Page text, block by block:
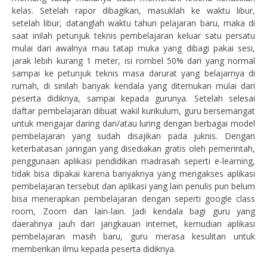
kelas. Setelah rapor dibagikan, masuklah ke waktu libur,
setelah libur, datanglah waktu tahun pelajaran baru, maka di
saat inilah petunjuk teknis pembelajaran keluar satu persatu
mulai dari awalnya mau tatap muka yang dibagi pakai sesi,
jarak lebih kurang 1 meter, isi rombel 50% dari yang normal
sampai ke petunjuk teknis masa darurat yang belajarnya di
rumah, di sinilah banyak kendala yang ditemukan mulai dari
peserta didiknya, sampai kepada gurunya. Setelah selesai
daftar pembelajaran dibuat wakil kurikulum, guru bersemangat
untuk mengajar daring dan/atau luring dengan berbagai model
pembelajaran yang sudah disajikan pada juknis. Dengan
keterbatasan jaringan yang disediakan gratis oleh pemerintah,
penggunaan aplikasi pendidikan madrasah seperti e-learning,
tidak bisa dipakai karena banyaknya yang mengakses aplikasi
pembelajaran tersebut dan aplikasi yang lain penulis pun belum
bisa menerapkan pembelajaran dengan seperti google class
room, Zoom dan lain-lain. Jadi kendala bagi guru yang
daerahnya jauh dari jangkauan internet, kemudian aplikasi
pembelajaran masih baru, guru merasa kesulitan untuk
memberikan ilmu kepada peserta didiknya.